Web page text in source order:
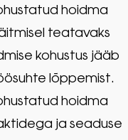
hoidma
teatavaks
kohustus jääb
lõppemist.
hoidma
ja seaduse